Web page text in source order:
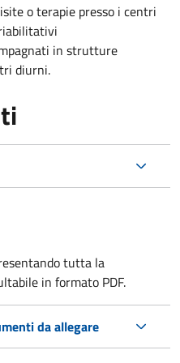
o terapie presso i centri
in strutture
diurni.
tutta la
in formato PDF.
da allegare